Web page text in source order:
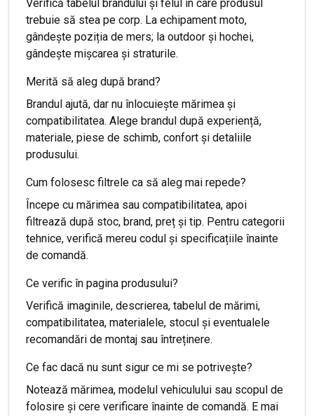
Verifică tabelul brandului și felul în care produsul
trebuie să stea pe corp. La echipament moto,
gândește poziția de mers; la outdoor și hochei,
gândește mișcarea și straturile.
Merită să aleg după brand?
Brandul ajută, dar nu înlocuiește mărimea și
compatibilitatea. Alege brandul după experiență,
materiale, piese de schimb, confort și detaliile
produsului.
Cum folosesc filtrele ca să aleg mai repede?
Începe cu mărimea sau compatibilitatea, apoi
filtrează după stoc, brand, preț și tip. Pentru categorii
tehnice, verifică mereu codul și specificațiile înainte
de comandă.
Ce verific în pagina produsului?
Verifică imaginile, descrierea, tabelul de mărimi,
compatibilitatea, materialele, stocul și eventualele
recomandări de montaj sau întreținere.
Ce fac dacă nu sunt sigur ce mi se potrivește?
Notează mărimea, modelul vehiculului sau scopul de
folosire și cere verificare înainte de comandă. E mai